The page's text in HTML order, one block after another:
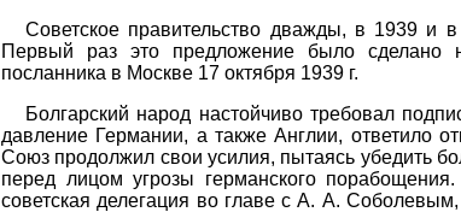
Советское правительство дважды, в 1939 и
Первый раз это предложение было сделано
посланника в Москве 17 октября 1939 г.
Болгарский народ настойчиво требовал
давление Германии, а также Англии, ответило
Союз продолжил свои усилия, пытаясь убедить
перед лицом угрозы германского
советская делегация во главе с А. А.